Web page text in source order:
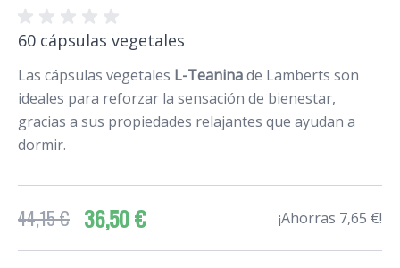
60 cápsulas vegetales
Las cápsulas vegetales L-Teaninade Lamberts son
ideales para reforzar la sensación de bienestar,
gracias a sus propiedades relajantes que ayudan a
dormir.
44,15 € 36,50 € ¡Ahorras 7,65 €!